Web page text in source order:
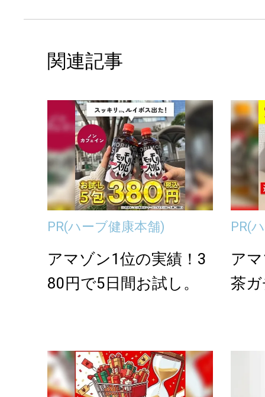
関連記事
PR(ハーブ健康本舗)
アマゾン1位の実績！3
80円で5日間お試し。
PR(
ア
茶